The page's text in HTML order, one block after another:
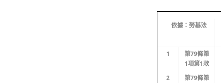
依據：勞基法
1
第79條第
1項第1款
2
第79條第